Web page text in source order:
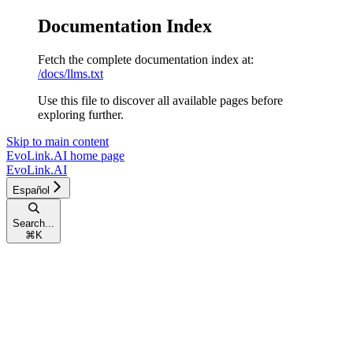
Documentation Index
Fetch the complete documentation index at:
/docs/llms.txt
Use this file to discover all available pages before
exploring further.
Skip to main content
EvoLink.AI home page
EvoLink.AI
Español
Search...
⌘ K